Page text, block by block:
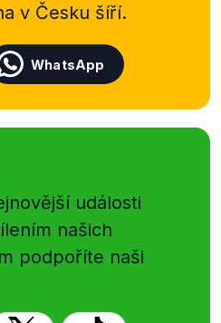
v Česku šíří.
WhatsApp
události
našich
podpoříte naši